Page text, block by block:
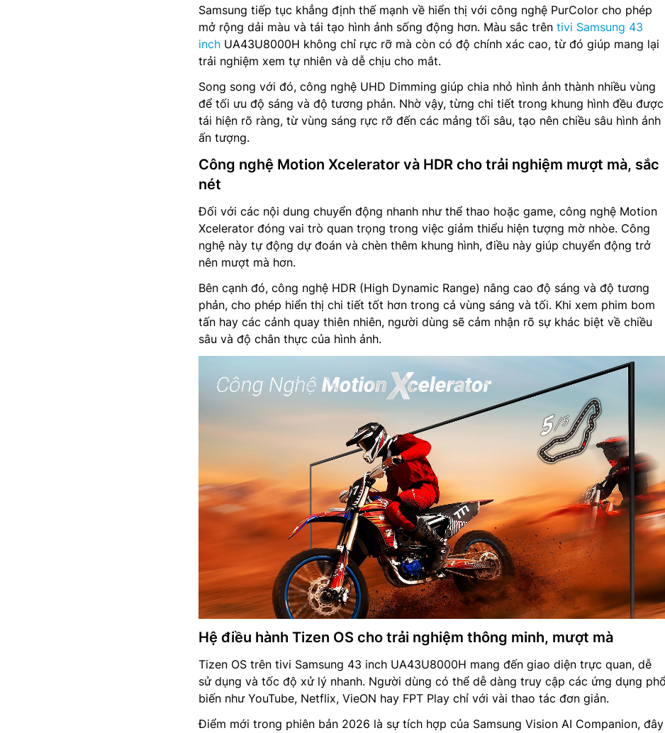
Samsung tiếp tục khẳng định thế mạnh về hiển thị với công nghệ PurColor cho phép
mở rộng dải màu và tái tạo hình ảnh sống động hơn. Màu sắc trên tivi Samsung 43
inch UA43U8000H không chỉ rực rỡ mà còn có độ chính xác cao, từ đó giúp mang lại
trải nghiệm xem tự nhiên và dễ chịu cho mắt.
Song song với đó, công nghệ UHD Dimming giúp chia nhỏ hình ảnh thành nhiều vùng
để tối ưu độ sáng và độ tương phản. Nhờ vậy, từng chi tiết trong khung hình đều được
tái hiện rõ ràng, từ vùng sáng rực rỡ đến các mảng tối sâu, tạo nên chiều sâu hình ảnh
ấn tượng.
Công nghệ Motion Xcelerator và HDR cho trải nghiệm mượt mà, sắc
nét
Đối với các nội dung chuyển động nhanh như thể thao hoặc game, công nghệ Motion
Xcelerator đóng vai trò quan trọng trong việc giảm thiểu hiện tượng mờ nhòe. Công
nghệ này tự động dự đoán và chèn thêm khung hình, điều này giúp chuyển động trở
nên mượt mà hơn.
Bên cạnh đó, công nghệ HDR (High Dynamic Range) nâng cao độ sáng và độ tương
phản, cho phép hiển thị chi tiết tốt hơn trong cả vùng sáng và tối. Khi xem phim bom
tấn hay các cảnh quay thiên nhiên, người dùng sẽ cảm nhận rõ sự khác biệt về chiều
sâu và độ chân thực của hình ảnh.
Hệ điều hành Tizen OS cho trải nghiệm thông minh, mượt mà
Tizen OS trên tivi Samsung 43 inch UA43U8000H mang đến giao diện trực quan, dễ
sử dụng và tốc độ xử lý nhanh. Người dùng có thể dễ dàng truy cập các ứng dụng phổ
biến như YouTube, Netflix, VieON hay FPT Play chỉ với vài thao tác đơn giản.
Điểm mới trong phiên bản 2026 là sự tích hợp của Samsung Vision AI Companion, đây